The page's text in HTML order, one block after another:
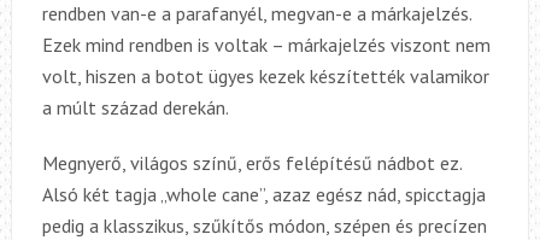
rendben van-e a parafanyél, megvan-e a márkajelzés.
Ezek mind rendben is voltak – márkajelzés viszont nem
volt, hiszen a botot ügyes kezek készítették valamikor
a múlt század derekán.
Megnyerő, világos színű, erős felépítésű nádbot ez.
Alsó két tagja „whole cane”, azaz egész nád, spicc­tagja
pedig a klasszikus, szűkítős módon, szépen és precízen